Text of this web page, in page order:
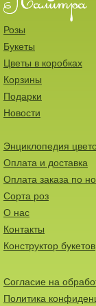
Розы
Букеты
Цветы в коробках
Корзины
Подарки
Новости
Энциклопедия
Оплата и доставка
Оплата заказа по
Сорта роз
О нас
Контакты
Конструктор букетов
Согласие на
Политика